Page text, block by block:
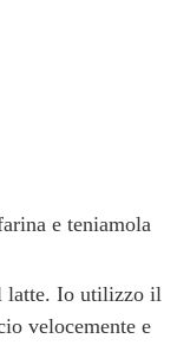
e teniamola
latte. Io utilizzo il
velocemente e